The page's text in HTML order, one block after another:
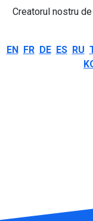
Creatorul nostru
EN FR DE ES RU